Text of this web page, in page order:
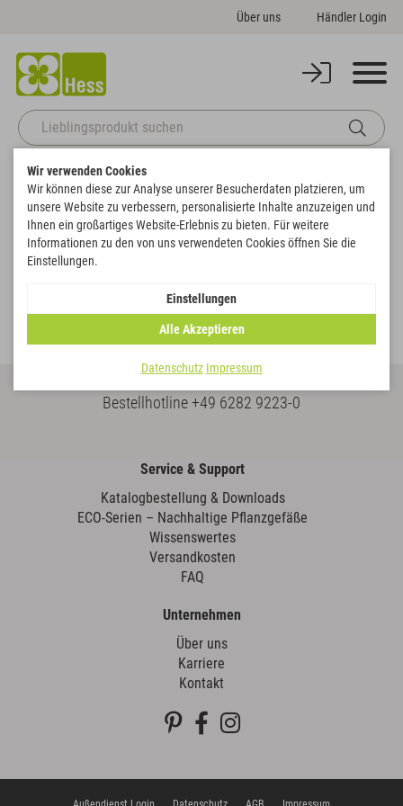
Über uns Händler Login
Startseite Vororder Frühjahr-Sommer
Deko
Bestellhotline+49 6282 9223-0
Service & Support
Katalogbestellung & Downloads
ECO-Serien – Nachhaltige Pflanzgefäße
Wissenswertes
Versandkosten
FAQ
Unternehmen
Über uns
Karriere
Kontakt
Wir verwenden Cookies
Wir können diese zur Analyse unserer Besucherdaten platzieren, um
unsere Website zu verbessern, personalisierte Inhalte anzuzeigen und
Ihnen ein großartiges Website-Erlebnis zu bieten. Für weitere
Informationen zu den von uns verwendeten Cookies öffnen Sie die
Einstellungen.
Einstellungen
Alle Akzeptieren
Datenschutz Impressum